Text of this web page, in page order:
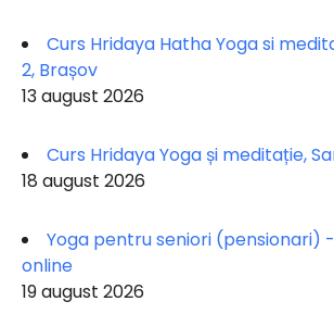
Curs Hridaya Hatha Yoga si
2, Brașov
13 august 2026
Curs Hridaya Yoga și meditație,
18 august 2026
Yoga pentru seniori (pensionari)
online
19 august 2026